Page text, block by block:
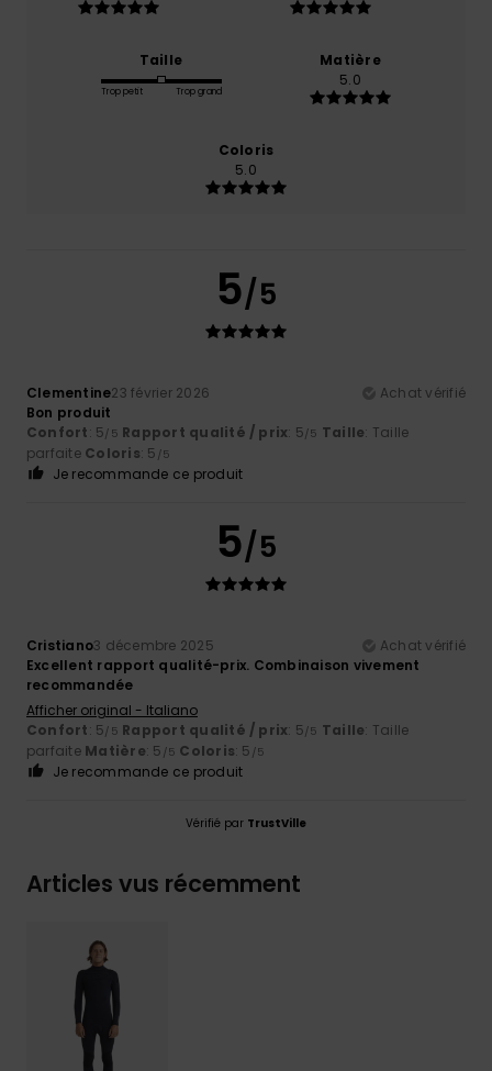
Taille
Trop petit Trop grand
Matière
5.0
Coloris
5.0
5/5
Clementine23 février 2026
Achat vérifié
Bon produit
Confort: 5/5 Rapport qualité / prix: 5/5 Taille: Taille
parfaite Coloris: 5 /5
Je recommande ce produit
5/5
Cristiano3 décembre 2025
Achat vérifié
Excellent rapport qualité-prix. Combinaison vivement
recommandée
Afficher original - Italiano
Confort: 5/5 Rapport qualité / prix: 5/5 Taille: Taille
parfaite Matière: 5 /5 Coloris: 5 /5
Je recommande ce produit
Vérifié par TrustVille
Articles vus récemment